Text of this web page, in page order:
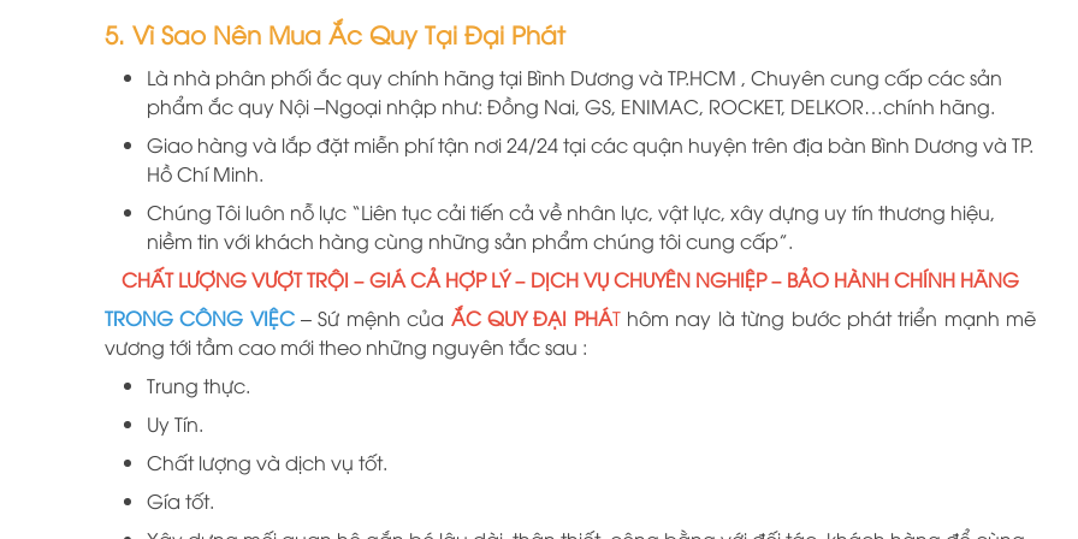
5. Vì Sao Nên Mua Ắc Quy Tại Đại Phát
Là nhà phân phối ắc quy chính hãng tại Bình Dương và TP.HCM , Chuyên cung cấp các sản
phẩm ắc quy Nội –Ngoại nhập như: Đồng Nai, GS, ENIMAC, ROCKET, DELKOR…chính hãng.
Giao hàng và lắp đặt miễn phí tận nơi 24/24 tại các quận huyện trên địa bàn Bình Dương và TP.
Hồ Chí Minh.
Chúng Tôi luôn nỗ lực “Liên tục cải tiến cả về nhân lực, vật lực, xây dựng uy tín thương hiệu,
niềm tin với khách hàng cùng những sản phẩm chúng tôi cung cấp”.
CHẤT LƯỢNG VƯỢT TRỘI – GIÁ CẢ HỢP LÝ – DỊCH VỤ CHUYÊN NGHIỆP – BẢO HÀNH CHÍNH HÃNG
TRONG CÔNG VIỆC – Sứ mệnh của ẮC QUY ĐẠI PHÁThôm nay là từng bước phát triển mạnh mẽ
vương tới tầm cao mới theo những nguyên tắc sau :
Trung thực.
Uy Tín.
Chất lượng và dịch vụ tốt.
Gía tốt.